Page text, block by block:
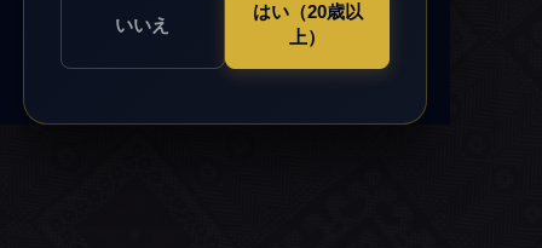
いいえ
はい（20歳以
上）